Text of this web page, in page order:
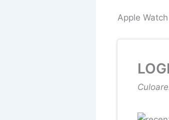
Apple